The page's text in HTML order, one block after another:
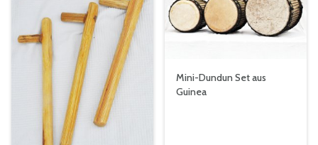
Mini-Dundun Set aus
Guinea